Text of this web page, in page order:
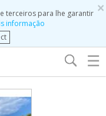
×
terceiros para lhe garantir
informação
☰